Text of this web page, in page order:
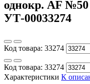
однокр. AF
УТ-00033274
Код товара: 33274
Код товара: 33274
Характеристики К